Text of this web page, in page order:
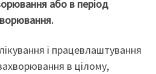
або в період
і працевлаштування
в цілому,